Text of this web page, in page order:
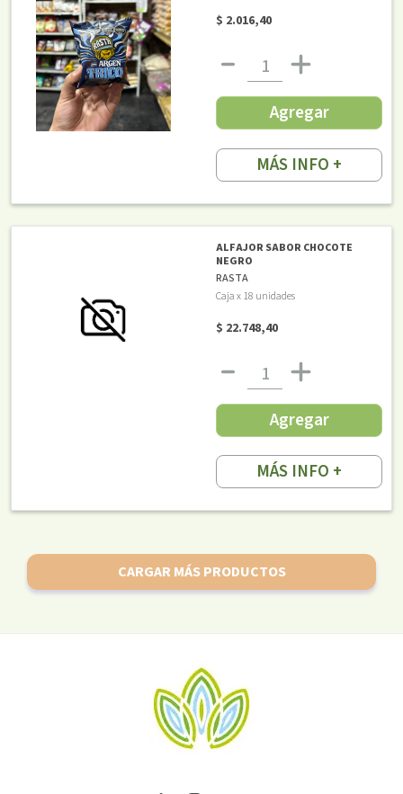
$ 2.016,40
Agregar
MÁS INFO +
ALFAJOR SABOR CHOCOTE
NEGRO
RASTA
Caja x 18 unidades
$ 22.748,40
Agregar
MÁS INFO +
CARGAR MÁS PRODUCTOS